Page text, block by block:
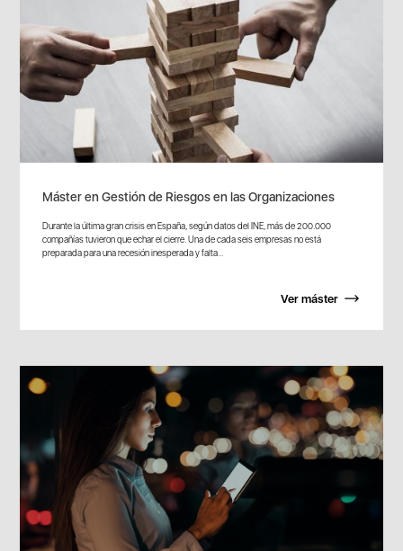
Máster en Gestión de Riesgos en las Organizaciones
Durante la última gran crisis en España, según datos del INE, más de 200.000
compañías tuvieron que echar el cierre. Una de cada seis empresas no está
preparada para una recesión inesperada y falta...
Ver máster